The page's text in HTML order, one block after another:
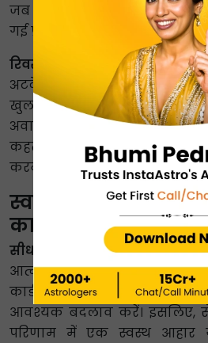
जब आप अपने परिश्रम का फल
गई प्रगति का विश्लेषण करना न
रिवर्स:
पेशेवर मोर्चे पर, सेवेन
अटके हुए करियर का संकेत देता
खुलासा करता है, जैसे आलस्य,
अवास्तविक अपेक्षाएँ। 7 ऑफ
कहता है कि यह आपके
करने का समय है।
स्वास्थ्य के क्षेत्र में
का अर्थ
सीधा:
स्वास्थ्य के लिहाज से,
आत्म-देखभाल, प्रेरणा और
कार्ड चाहता है कि आप अपने
आवश्यक बदलाव करें।
परिणाम में एक स्वस्थ आहार